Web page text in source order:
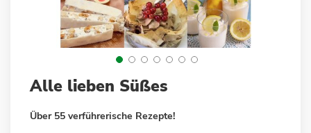
Anfang
Bildergalerie
Alle lieben Süßes
Über 55 verführerische Rezepte!